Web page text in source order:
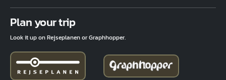
Plan your trip
Look it up on Rejseplanen or Graphhopper.